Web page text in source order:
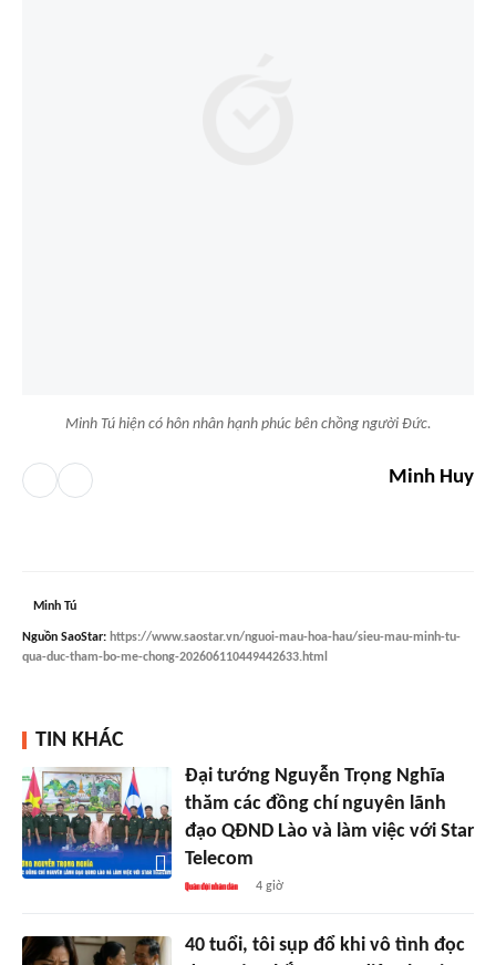
Minh Tú hiện có hôn nhân hạnh phúc bên chồng người Đức.
Minh Huy
Minh Tú
Nguồn SaoStar: https://www.saostar.vn/nguoi-mau-hoa-hau/sieu-mau-minh-tu-
qua-duc-tham-bo-me-chong-202606110449442633.html
TIN KHÁC
Đại tướng Nguyễn Trọng Nghĩa
thăm các đồng chí nguyên lãnh
đạo QĐND Lào và làm việc với Star
Telecom
4 giờ
40 tuổi, tôi sụp đổ khi vô tình đọc